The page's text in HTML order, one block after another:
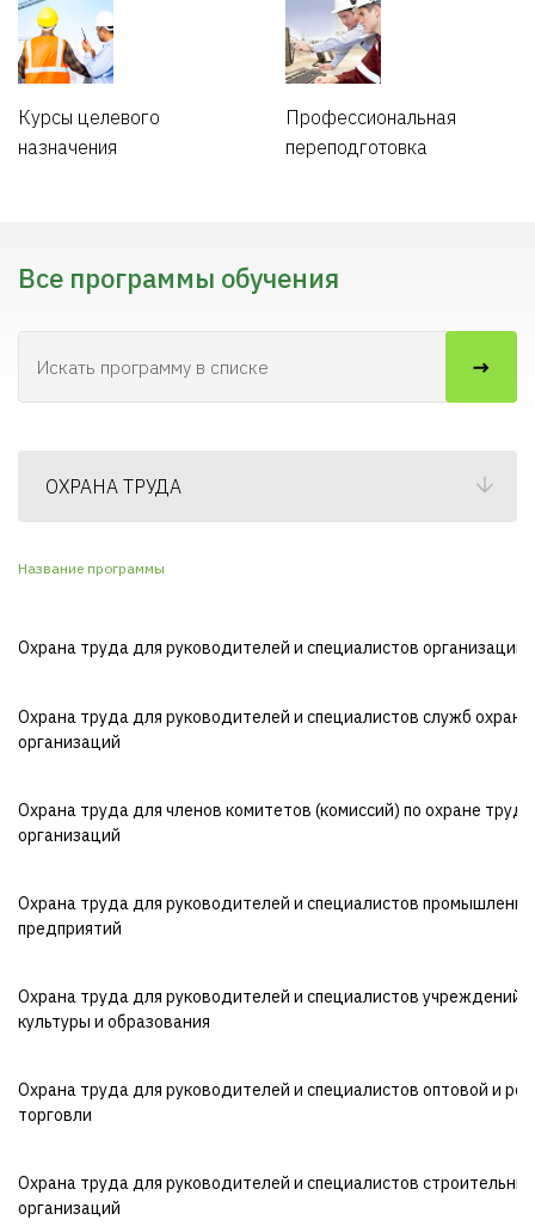
Курсы целевого
назначения
Профессиональная
переподготовка
Все программы обучения
ОХРАНА ТРУДА
Название программы
Охрана труда для руководителей и специалистов организаций
Охрана труда для руководителей и специалистов служб
организаций
Охрана труда для членов комитетов (комиссий) по охране труда
организаций
Охрана труда для руководителей и специалистов
предприятий
Охрана труда для руководителей и специалистов учреждений
культуры и образования
Охрана труда для руководителей и специалистов оптовой и
торговли
Охрана труда для руководителей и специалистов строительных
организаций